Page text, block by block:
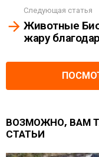
Следующая статья
Животные
жару
ВОЗМОЖНО, ВАМ
СТАТЬИ